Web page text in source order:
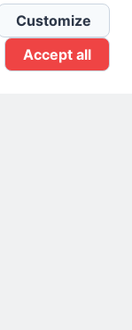
Customize
Accept all